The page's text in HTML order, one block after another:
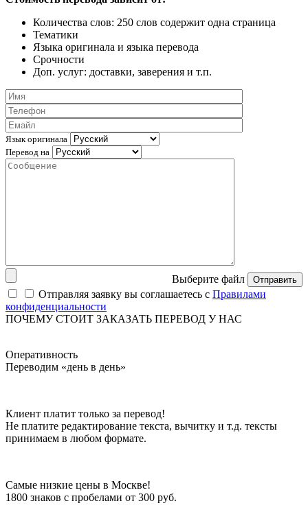
Количества слов: 250 слов содержит одна страница
Тематики
Языка оригинала и языка перевода
Срочности
Доп. услуг: доставки, заверения и т.п.
Язык оригинала
Перевод на
Выберите файл Отправить
Отправляя заявку вы соглашаетесь с Правилами
конфиденциальности
ПОЧЕМУ СТОИТ ЗАКАЗАТЬ ПЕРЕВОД У НАС
Оперативность
Переводим «день в день»
Клиент платит только за перевод!
Не платите редактирование текста, вычитку и т.д. тексты
принимаем в любом формате.
Самые низкие цены в Москве!
1800 знаков с пробелами от 300 руб.